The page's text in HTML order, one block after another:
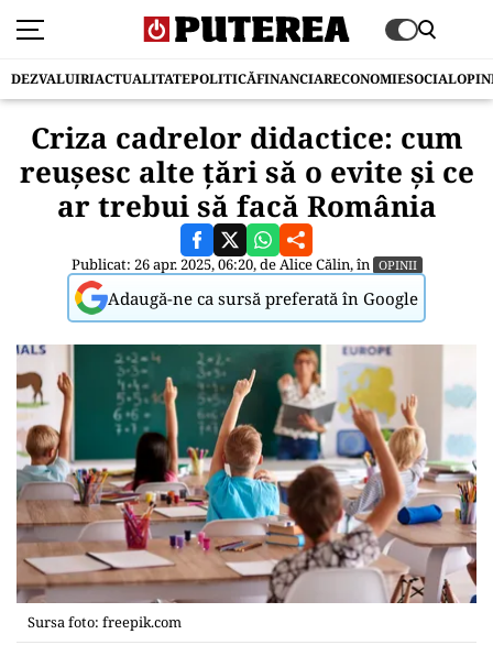
DEZVALUIRIACTUALITATEPOLITICĂFINANCIARECONOMIESOCIAL
Criza cadrelor didactice: cum
reușesc alte țări să o evite și ce
ar trebui să facă România
Publicat: 26 apr. 2025, 06:20, deAlice Călin, în OPINII
Adaugă-ne ca sursă preferată în Google
Sursa foto: freepik.com